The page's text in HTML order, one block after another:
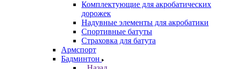
Комплектующие для акробатических
дорожек
Надувные элементы для акробатики
Спортивные батуты
Страховка для батута
Армспорт
Бадминтон